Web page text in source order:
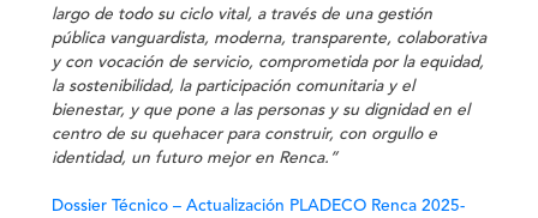
largo de todo su ciclo vital, a través de una gestión
pública vanguardista, moderna, transparente, colaborativa
y con vocación de servicio, comprometida por la equidad,
la sostenibilidad, la participación comunitaria y el
bienestar, y que pone a las personas y su dignidad en el
centro de su quehacer para construir, con orgullo e
identidad, un futuro mejor en Renca.”
Dossier Técnico – Actualización PLADECO Renca 2025-